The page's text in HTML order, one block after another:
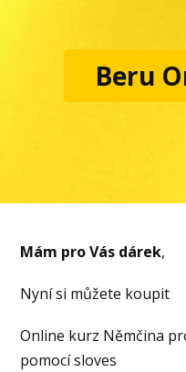
Beru
Mám pro Vás dárek,
Nyní si můžete koupit
Online kurz Němčina
pomocí sloves